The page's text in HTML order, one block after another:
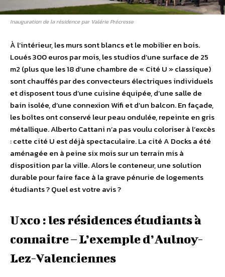
Inauguration de la résidence par Valérie Précresse
À l’intérieur, les murs sont blancs et le mobilier en bois.
Loués 300 euros par mois, les studios d’une surface de 25
m2 (plus que les 18 d’une chambre de « Cité U » classique)
sont chauffés par des convecteurs électriques individuels
et disposent tous d’une cuisine équipée, d’une salle de
bain isolée, d’une connexion Wifi et d’un balcon. En façade,
les boîtes ont conservé leur peau ondulée, repeinte en gris
métallique. Alberto Cattani n’a pas voulu coloriser à l’excès
: cette cité U est déjà spectaculaire. La cité A Docks a été
aménagée en à peine six mois sur un terrain mis à
disposition par la ville. Alors le conteneur, une solution
durable pour faire face à la grave pénurie de logements
étudiants ? Quel est votre avis ?
Uxco : les résidences étudiants à
connaitre – L’exemple d’Aulnoy-
Lez-Valenciennes